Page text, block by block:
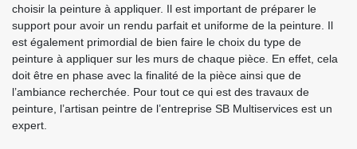
choisir la peinture à appliquer. Il est important de préparer le
support pour avoir un rendu parfait et uniforme de la peinture. Il
est également primordial de bien faire le choix du type de
peinture à appliquer sur les murs de chaque pièce. En effet, cela
doit être en phase avec la finalité de la pièce ainsi que de
l’ambiance recherchée. Pour tout ce qui est des travaux de
peinture, l’artisan peintre de l’entreprise SB Multiservices est un
expert.